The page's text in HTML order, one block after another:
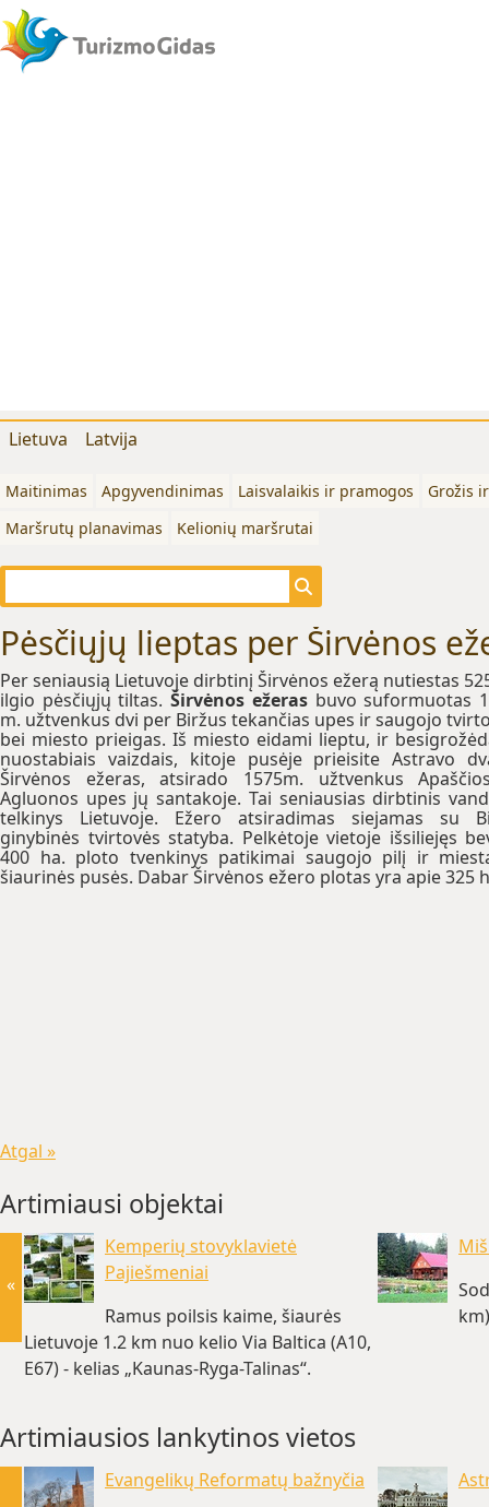
Lietuva Latvija
Maitinimas Apgyvendinimas Laisvalaikis ir pramogos
Grožis
Maršrutų planavimas
Kelionių maršrutai
Pėsčiųjų lieptas per Širvėnos
Per seniausią Lietuvoje dirbtinį Širvėnos ežerą nutiestas
ilgio pėsčiųjų tiltas.Širvėnos ežerasbuvo suformuotas
m. užtvenkus dvi per Biržus tekančias upes ir saugojo
bei miesto prieigas. Iš miesto eidami lieptu, ir
nuostabiais vaizdais, kitoje pusėje prieisite Astravo
Širvėnos ežeras, atsirado 1575m. užtvenkus
Agluonos upes jų santakoje. Tai seniausias dirbtinis
telkinys Lietuvoje. Ežero atsiradimas siejamas su
ginybinės tvirtovės statyba. Pelkėtoje vietoje išsiliejęs
400 ha. ploto tvenkinys patikimai saugojo pilį ir
šiaurinės pusės. Dabar Širvėnos ežero plotas yra apie 325
Atgal »
Artimiausi objektai
Kemperių stovyklavietė
Pajiešmeniai
Ramus poilsis kaime, šiaurės
Lietuvoje 1.2 km nuo kelio Via Baltica (A10,
E67) - kelias „Kaunas-Ryga-Talinas“.
km)
«
Artimiausios lankytinos vietos
Evangelikų Reformatų bažnyčia